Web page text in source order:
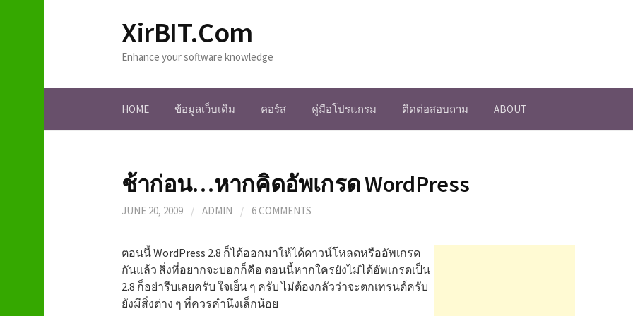
o
XirBIT.Com
Enhance your software knowledge
HOME ข้อมูลเว็บเดิม คอร์ส คู่มือโปรแกรม ติดต่อสอบถาม ABOUT
ช้าก่อน…หากคิดอัพเกรด WordPress
JUNE 20, 2009 / ADMIN / 6 COMMENTS
ตอนนี้ WordPress 2.8 ก็ได้ออกมาให้ได้ดาวน์โหลดหรืออัพเกรด
กันแล้ว สิ่งที่อยากจะบอกก็คือ ตอนนี้หากใครยังไม่ได้อัพเกรดเป็น
2.8 ก็อย่ารีบเลยครับ ใจเย็น ๆ ครับ ไม่ต้องกลัวว่าจะตกเทรนด์ครับ
ยังมีสิ่งต่าง ๆ ที่ควรคำนึงเล็กน้อย